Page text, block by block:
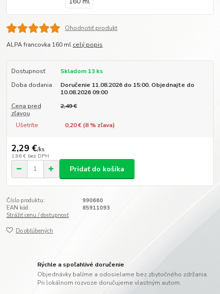
Ohodnotiť produkt
ALPA francovka 160 ml celý popis
Dostupnosť
Skladom 13 ks
Doba dodania
Doručenie 11.08.2026 do 15:00. Objednajte do
10.08.2026 09:00
Cena pred
zľavou
2,49 €
Ušetríte 0,20 € (8% zľava)
2,29 €/ks
1,86 € bez DPH
Pridať do košíka
Číslo produktu:
990660
EAN kód:
85911093
Strážiť cenu / dostupnosť
Do obľúbených
Rýchle a spoľahlivé doručenie
Objednávky balíme a odosielame bez zbytočného zdržania.
Pri lokálnom rozvoze doručujeme vlastným autom.